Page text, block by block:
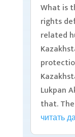
What is
rights
related
Lukpan
that.
читать